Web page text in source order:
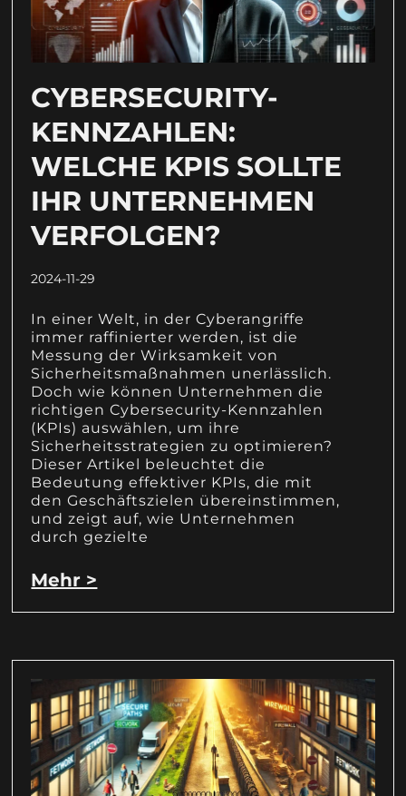
CYBERSECURITY-
KENNZAHLEN:
WELCHE KPIS SOLLTE
IHR UNTERNEHMEN
VERFOLGEN?
2024-11-29
In einer Welt, in der Cyberangriffe
immer raffinierter werden, ist die
Messung der Wirksamkeit von
Sicherheitsmaßnahmen unerlässlich.
Doch wie können Unternehmen die
richtigen Cybersecurity-Kennzahlen
(KPIs) auswählen, um ihre
Sicherheitsstrategien zu optimieren?
Dieser Artikel beleuchtet die
Bedeutung effektiver KPIs, die mit
den Geschäftszielen übereinstimmen,
und zeigt auf, wie Unternehmen
durch gezielte
Mehr >